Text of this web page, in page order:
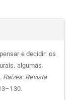
e decidir: os
algumas
Raízes: Revista